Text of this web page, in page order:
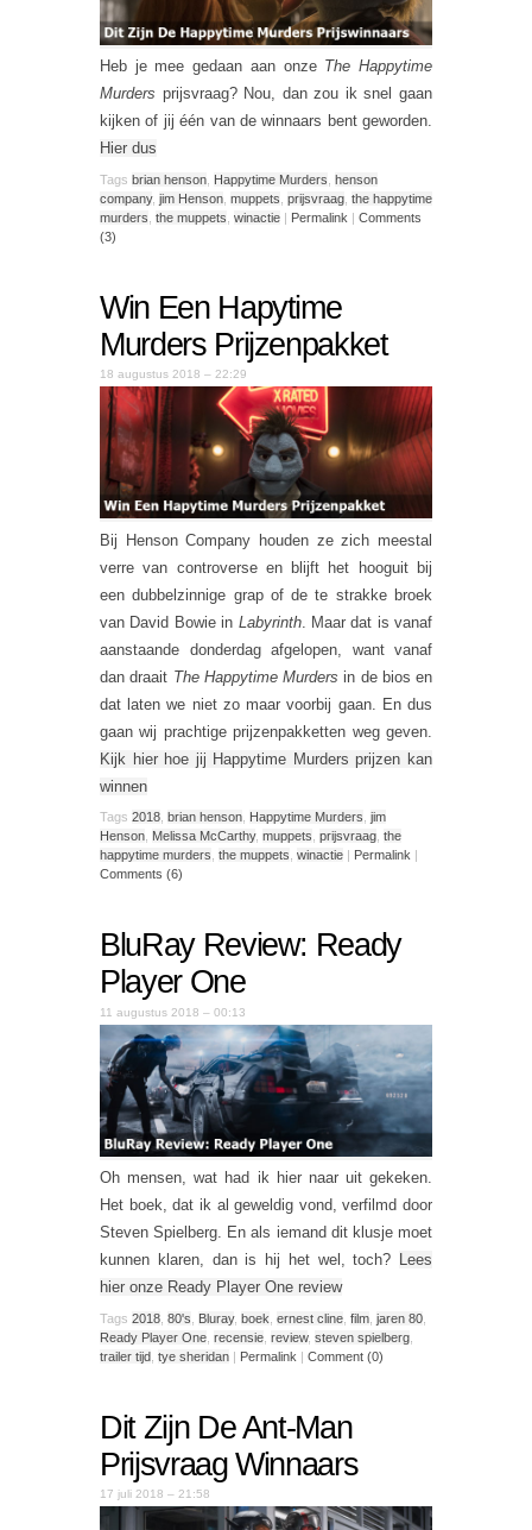
Heb je mee gedaan aan onze The Happytime
Murders prijsvraag? Nou, dan zou ik snel gaan
kijken of jij één van de winnaars bent geworden.
Hier dus
Tags brian henson Happytime Murders henson
company, jim Henson muppets prijsvraag the happytime
murders the muppets winactie | Permalink | Comments
(3)
Win Een Hapytime
Murders Prijzenpakket
18 augustus 2018 – 22:29
Bij Henson Company houden ze zich meestal
verre van controverse en blijft het hooguit bij
een dubbelzinnige grap of de te strakke broek
van David Bowie in Labyrinth. Maar dat is vanaf
aanstaande donderdag afgelopen, want vanaf
dan draait The Happytime Murders in de bios en
dat laten we niet zo maar voorbij gaan. En dus
gaan wij prachtige prijzenpakketten weg geven.
Kijk hier hoe jij Happytime Murders prijzen kan
winnen
Tags 2018 brian henson Happytime Murders jim
Henson Melissa McCarthy, muppets prijsvraag the
happytime murders the muppets winactie Permalink
Comments (6)
BluRay Review: Ready
Player One
11 augustus 2018 – 00:13
Oh mensen, wat had ik hier naar uit gekeken.
Het boek, dat ik al geweldig vond, verfilmd door
Steven Spielberg. En als iemand dit klusje moet
kunnen klaren, dan is hij het wel, toch? Lees
hier onze Ready Player One review
Tags 2018 80's Bluray, boek ernest cline film jaren 80
Ready Player One recensie review, steven spielberg
trailer tijd tye sheridan | Permalink | Comment (0)
Dit Zijn De Ant-Man
Prijsvraag Winnaars
17 juli 2018 – 21:58